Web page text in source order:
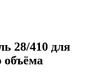
28/410 для
объёма